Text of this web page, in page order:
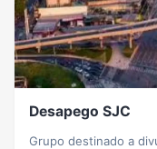
Desapego SJC
Grupo destinado a